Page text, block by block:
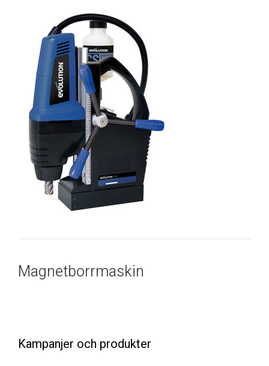
Magnetborrmaskin
Kampanjer och produkter